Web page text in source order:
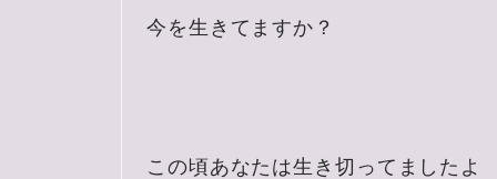
今を生きてますか？
この頃あなたは生き切ってましたよ